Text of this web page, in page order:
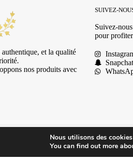
et la qualité
nos produits avec
SUIVEZ-
Suivez-
pour
Snapchat
Conditions Générales de Vente
Nous utilisons des
You can find out more